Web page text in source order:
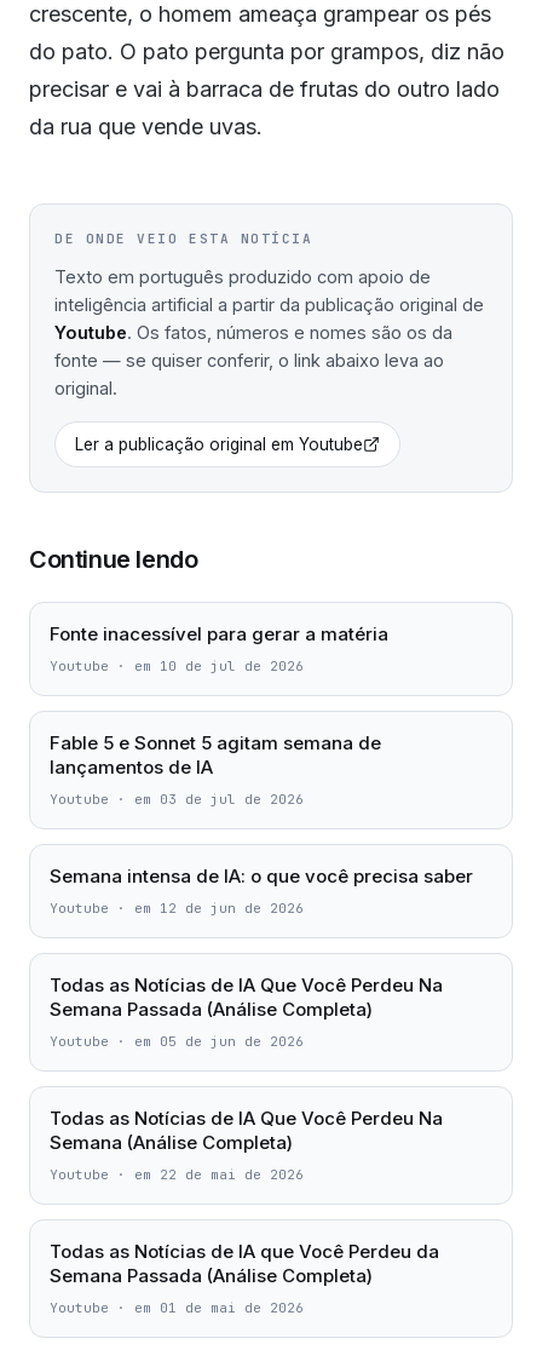
crescente, o homem ameaça grampear os pés
do pato. O pato pergunta por grampos, diz não
precisar e vai à barraca de frutas do outro lado
da rua que vende uvas.
DE ONDE VEIO ESTA NOTÍCIA
Texto em português produzido com apoio de
inteligência artificial a partir da publicação original de
Youtube. Os fatos, números e nomes são os da
fonte — se quiser conferir, o link abaixo leva ao
original.
Ler a publicação original em Youtube
Continue lendo
Fonte inacessível para gerar a matéria
Youtube · em 10 de jul de 2026
Fable 5 e Sonnet 5 agitam semana de
lançamentos de IA
Youtube · em 03 de jul de 2026
Semana intensa de IA: o que você precisa saber
Youtube · em 12 de jun de 2026
Todas as Notícias de IA Que Você Perdeu Na
Semana Passada (Análise Completa)
Youtube · em 05 de jun de 2026
Todas as Notícias de IA Que Você Perdeu Na
Semana (Análise Completa)
Youtube · em 22 de mai de 2026
Todas as Notícias de IA que Você Perdeu da
Semana Passada (Análise Completa)
Youtube · em 01 de mai de 2026